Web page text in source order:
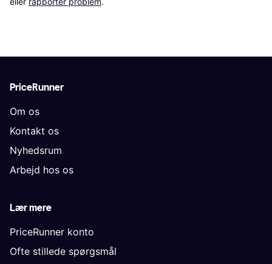
PriceRunner
Om os
Kontakt os
Nyhedsrum
Arbejd hos os
Lær mere
PriceRunner konto
Ofte stillede spørgsmål